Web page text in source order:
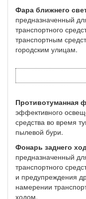
Фара ближнего
предназначенный
транспортного
транспортным
городским улицам.
Противотуманная
эффективного
средства во время
пылевой бури.
Фонарь заднего
предназначенный
транспортного
и предупреждения
намерении
ходом.